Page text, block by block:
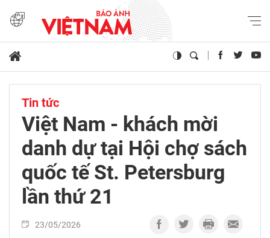
Tin tức
Việt Nam - khách mời
danh dự tại Hội chợ sách
quốc tế St. Petersburg
lần thứ 21
23/05/2026